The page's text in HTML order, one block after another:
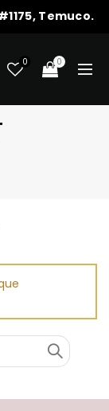
Temuco.
0 0